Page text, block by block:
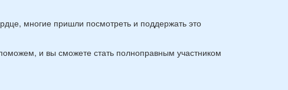
многие пришли посмотреть и поддержать это
и вы сможете стать полноправным участником